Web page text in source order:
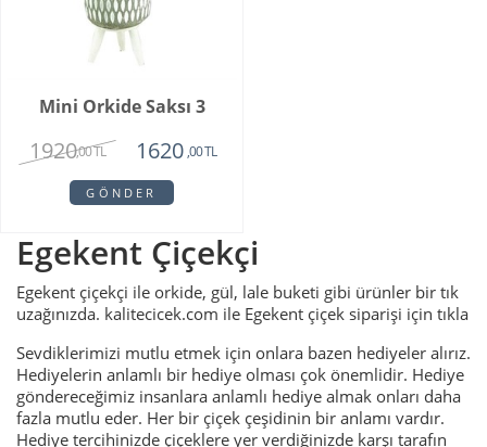
Mini Orkide Saksı 3
1920,00 TL 1620 ,00 TL
GÖNDER
Egekent Çiçekçi
Egekent çiçekçi ile orkide, gül, lale buketi gibi ürünler bir tık
uzağınızda. kalitecicek.com ile Egekent çiçek siparişi için tıkla
Sevdiklerimizi mutlu etmek için onlara bazen hediyeler alırız.
Hediyelerin anlamlı bir hediye olması çok önemlidir. Hediye
göndereceğimiz insanlara anlamlı hediye almak onları daha
fazla mutlu eder. Her bir çiçek çeşidinin bir anlamı vardır.
Hediye tercihinizde çiçeklere yer verdiğinizde karşı tarafın